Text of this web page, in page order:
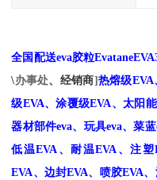
全国配送eva胶粒
\办事处、经销商] 热熔级
级EVA、涂覆级EVA、太阳
器材部件eva、玩具eva、菜
低温EVA、耐温EVA、注
EVA、边封EVA、喷胶EVA